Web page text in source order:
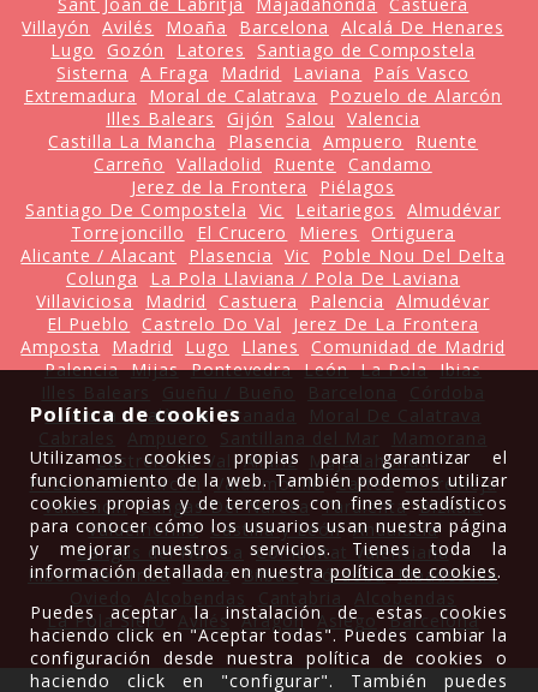
Sant Joan de Labritja
Majadahonda
Castuera
Villayón
Avilés Moaña Barcelona
Alcalá De Henares
Lugo
Gozón Latores
Santiago de Compostela
Sisterna
A Fraga Madrid Laviana
País Vasco
Extremadura
Moral de Calatrava
Pozuelo de Alarcón
Illes Balears
Gijón Salou
Valencia
Castilla La Mancha
Plasencia Ampuero
Ruente
Carreño
Valladolid Ruente
Candamo
Jerez de la Frontera
Piélagos
Santiago De Compostela
Vic Leitariegos
Almudévar
Torrejoncillo
El Crucero Mieres
Ortiguera
Alicante / Alacant
Plasencia Vic
Poble Nou Del Delta
Colunga
La Pola Llaviana / Pola De Laviana
Villaviciosa
Madrid Castuera Palencia
Almudévar
El Pueblo
Castrelo Do Val
Jerez De La Frontera
Amposta
Madrid Lugo Llanes
Comunidad de Madrid
Palencia Mijas Pontevedra León La Pola Ibias
Valencia / València Granada
Castrelo do Val
Allariz
Majadahonda
Pozuelo de Alarcón
Valdemorillo Cartes Torrevieja
Valdencin Cangas Del Narcea Tardienta Bizkaia
Valdemorillo Castilla y León Andalucía
Cangas del Narcea
Comunitat Valenciana
Ribera de Arriba Cádiz Bilbao Córdoba Ribadesella
La Pola Siero
Avilés Aragón Asiego Barcelona
Política de cookies
Utilizamos cookies propias para garantizar el
funcionamiento de la web. También podemos utilizar
cookies propias y de terceros con fines estadísticos
para conocer cómo los usuarios usan nuestra página
y mejorar nuestros servicios. Tienes toda la
información detallada en nuestrapolítica de cookies.
Puedes aceptar la instalación de estas cookies
haciendo click en "Aceptar todas". Puedes cambiar la
configuración desde nuestra política de cookies o
haciendo click en "configurar". También puedes